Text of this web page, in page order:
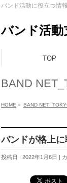
バンド活動に役立つ情
バンド活動
TOP
BAND
HOME » BAND
バンドが格上
投稿日 : 2022年1月6日 |